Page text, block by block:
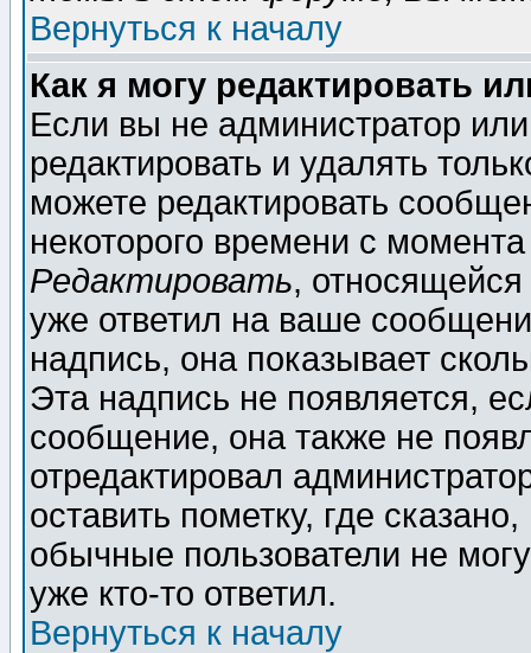
Вернуться к началу
Как я могу редактировать
Если вы не администратор
редактировать и удалять
можете редактировать
некоторого времени с
Редактировать,
уже ответил на ваше
надпись, она показывает
Эта надпись не появляется,
сообщение, она также не
отредактировал
оставить пометку, где
обычные пользователи не
уже кто-то ответил.
Вернуться к началу